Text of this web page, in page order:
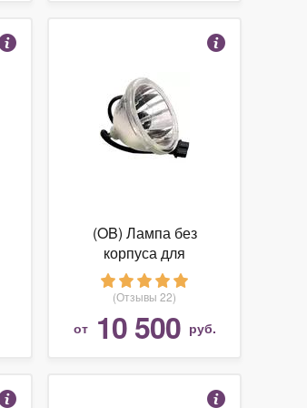
(OB) Лампа без
корпуса для
проектора JVC HD-
52G657
(Отзывы 22)
от 10 500 руб.